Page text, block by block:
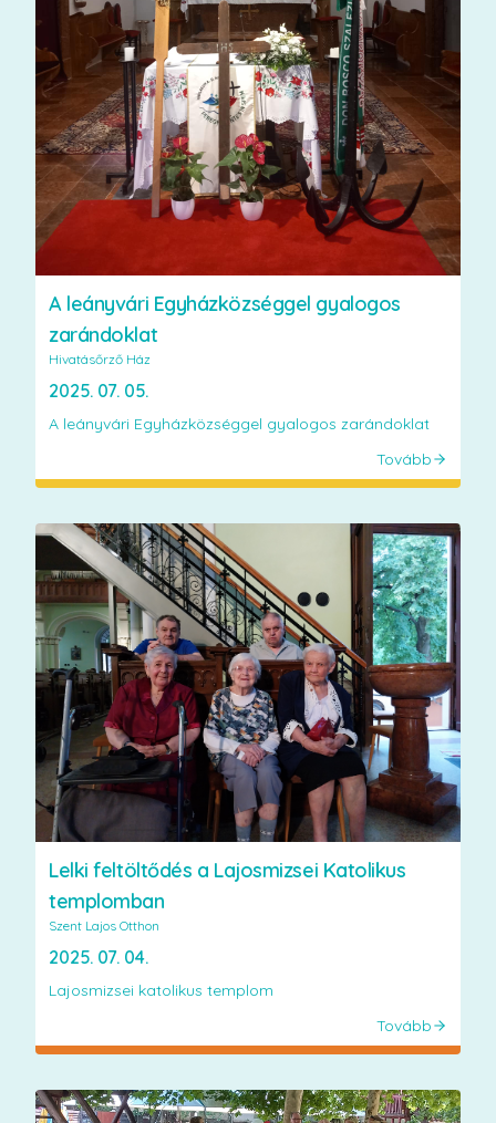
A leányvári Egyházközséggel gyalogos
zarándoklat
Hivatásőrző Ház
2025. 07. 05.
A leányvári Egyházközséggel gyalogos zarándoklat
Tovább
Lelki feltöltődés a Lajosmizsei Katolikus
templomban
Szent Lajos Otthon
2025. 07. 04.
Lajosmizsei katolikus templom
Tovább